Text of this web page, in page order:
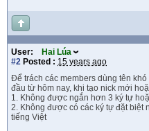
User:
Hai Lúa
#2 Posted : 15 years ago
Để trách các members dùng tên
đầu từ hôm nay, khi tạo nick mới
1. Không được ngắn hơn 3 ký tự
2. Không được có các ký tự đặt biệt
tiếng Việt